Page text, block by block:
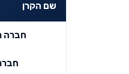
שם הקרן
חברה